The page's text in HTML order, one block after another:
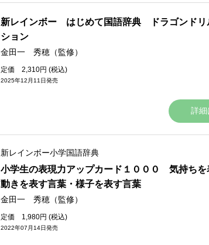
新レインボー はじめて国語辞典 ドラゴンドリ
ション
金田一 秀穂（監修）
定価 2,310円 (税込)
2025年12月11日発売
詳細
新レインボー小学国語辞典
小学生の表現力アップカード１０００ 気持ちを
動きを表す言葉・様子を表す言葉
金田一 秀穂（監修）
定価 1,980円 (税込)
2022年07月14日発売